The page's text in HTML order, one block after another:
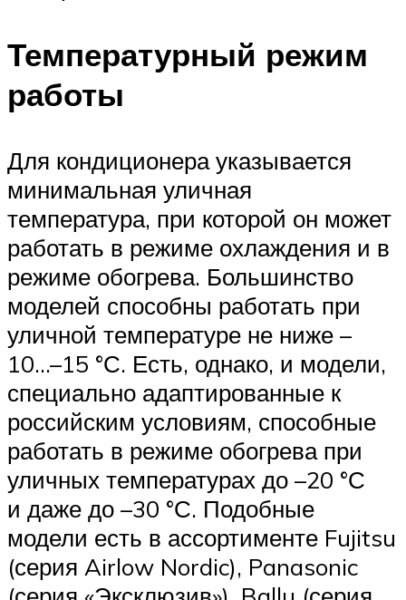
Температурный режим
работы
Для кондиционера указывается
минимальная уличная
температура, при которой он может
работать в режиме охлаждения и в
режиме обогрева. Большинство
моделей способны работать при
уличной температуре не ниже –
10…–15 °С. Есть, однако, и модели,
специально адаптированные к
российским условиям, способные
работать в режиме обогрева при
уличных температурах до –20 °С
и даже до –30 °С. Подобные
модели есть в ассортименте Fujitsu
(серия Airlow Nordic), Panasonic